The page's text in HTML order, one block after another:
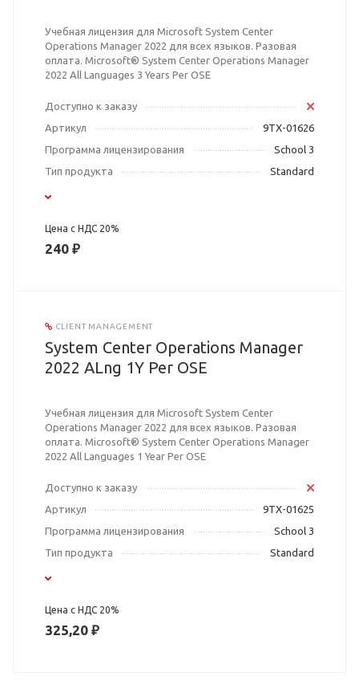
Учебная лицензия для Microsoft System Center
Operations Manager 2022 для всех языков. Разовая
оплата. Microsoft® System Center Operations Manager
2022 All Languages 3 Years Per OSE
Доступно к заказу
Артикул
9TX-01626
Программа лицензирования
School 3
Тип продукта
Standard
Цена с НДС 20%
240 ₽
CLIENT MANAGEMENT
System Center Operations Manager
2022 ALng 1Y Per OSE
Учебная лицензия для Microsoft System Center
Operations Manager 2022 для всех языков. Разовая
оплата. Microsoft® System Center Operations Manager
2022 All Languages 1 Year Per OSE
Доступно к заказу
Артикул
9TX-01625
Программа лицензирования
School 3
Тип продукта
Standard
Цена с НДС 20%
325,20 ₽